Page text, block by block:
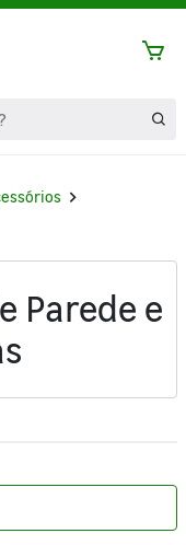
Parede e